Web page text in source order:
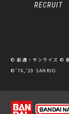
RECRUIT
© 創通・サンライズ ©
©’76,’20 SANRIO